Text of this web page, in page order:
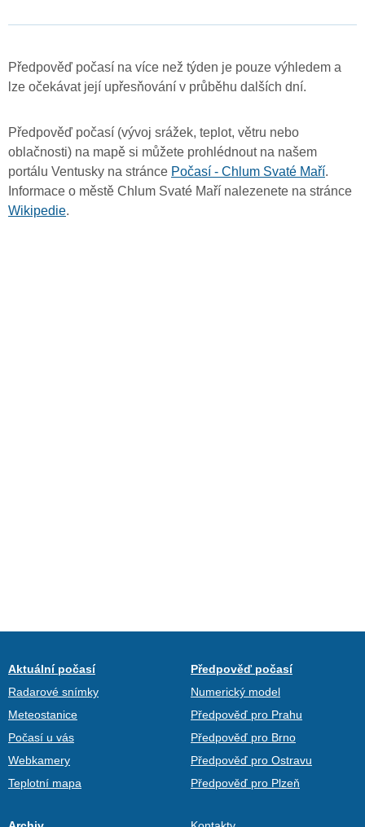
Předpověď počasí na více než týden je pouze výhledem a
lze očekávat její upřesňování v průběhu dalších dní.
Předpověď počasí (vývoj srážek, teplot, větru nebo
oblačnosti) na mapě si můžete prohlédnout na našem
portálu Ventusky na stránce Počasí - Chlum Svaté Maří.
Informace o městě Chlum Svaté Maří nalezenete na stránce
Wikipedie.
Aktuální počasí
Radarové snímky
Meteostanice
Počasí u vás
Webkamery
Teplotní mapa
Předpověď počasí
Numerický model
Předpověď pro Prahu
Předpověď pro Brno
Předpověď pro Ostravu
Předpověď pro Plzeň